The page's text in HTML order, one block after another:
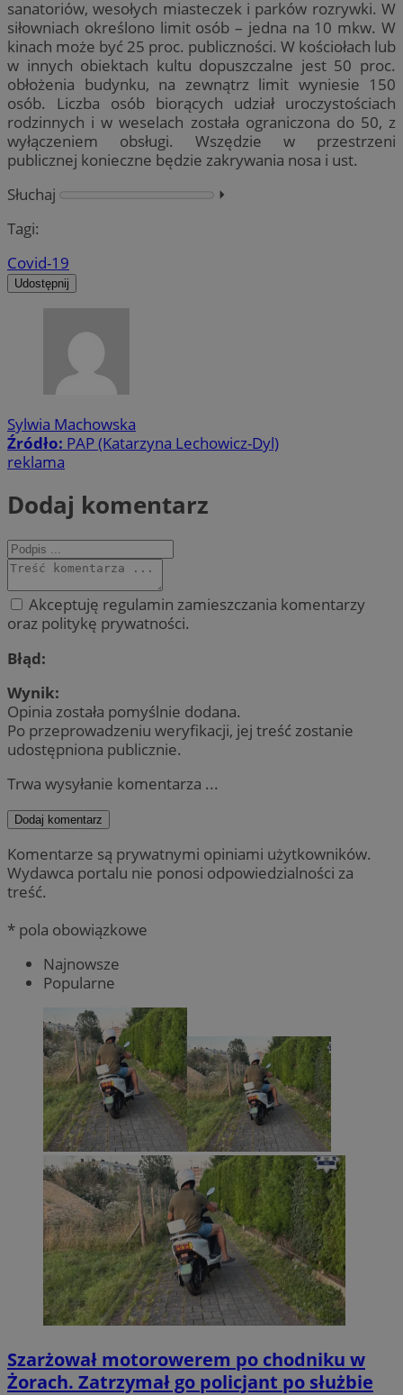
sanatoriów, wesołych miasteczek i parków rozrywki. W
siłowniach określono limit osób – jedna na 10 mkw. W
kinach może być 25 proc. publiczności. W kościołach lub
w innych obiektach kultu dopuszczalne jest 50 proc.
obłożenia budynku, na zewnątrz limit wyniesie 150
osób. Liczba osób biorących udział uroczystościach
rodzinnych i w weselach została ograniczona do 50, z
wyłączeniem obsługi. Wszędzie w przestrzeni
publicznej konieczne będzie zakrywania nosa i ust.
Słuchaj
⏵︎
Tagi:
Covid-19
Udostępnij
Sylwia Machowska
Źródło: PAP (Katarzyna Lechowicz-Dyl)
reklama
Dodaj komentarz
Akceptuję regulamin zamieszczania komentarzy
oraz politykę prywatności.
Błąd:
Wynik:
Opinia została pomyślnie dodana.
Po przeprowadzeniu weryfikacji, jej treść zostanie
udostępniona publicznie.
Trwa wysyłanie komentarza ...
Dodaj komentarz
Komentarze są prywatnymi opiniami użytkowników.
Wydawca portalu nie ponosi odpowiedzialności za
treść.
* pola obowiązkowe
Najnowsze
Popularne
Szarżował motorowerem po chodniku w
Żorach. Zatrzymał go policjant po służbie